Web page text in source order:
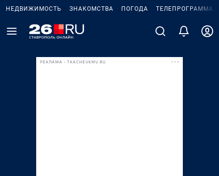
НЕДВИЖИМОСТЬ ЗНАКОМСТВА ПОГОДА ТЕЛЕПРОГРАММА
РЕКЛАМА • TKACHEVKMV.RU